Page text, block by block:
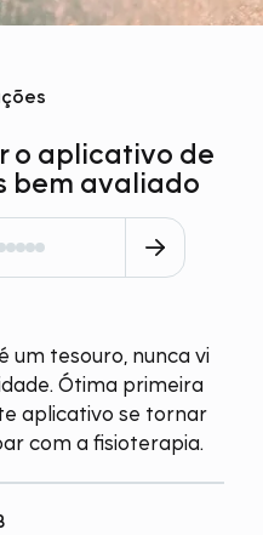
o aplicativo de
bem avaliado
um tesouro, nunca vi
Ótima primeira
aplicativo se tornar
com a fisioterapia.